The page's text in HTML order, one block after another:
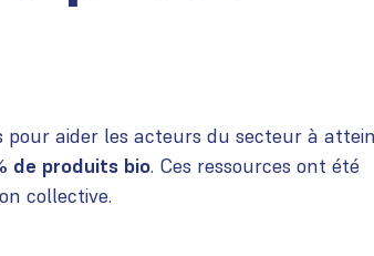
pour aider les acteurs du secteur à
de produits bio. Ces ressources ont été
collective.